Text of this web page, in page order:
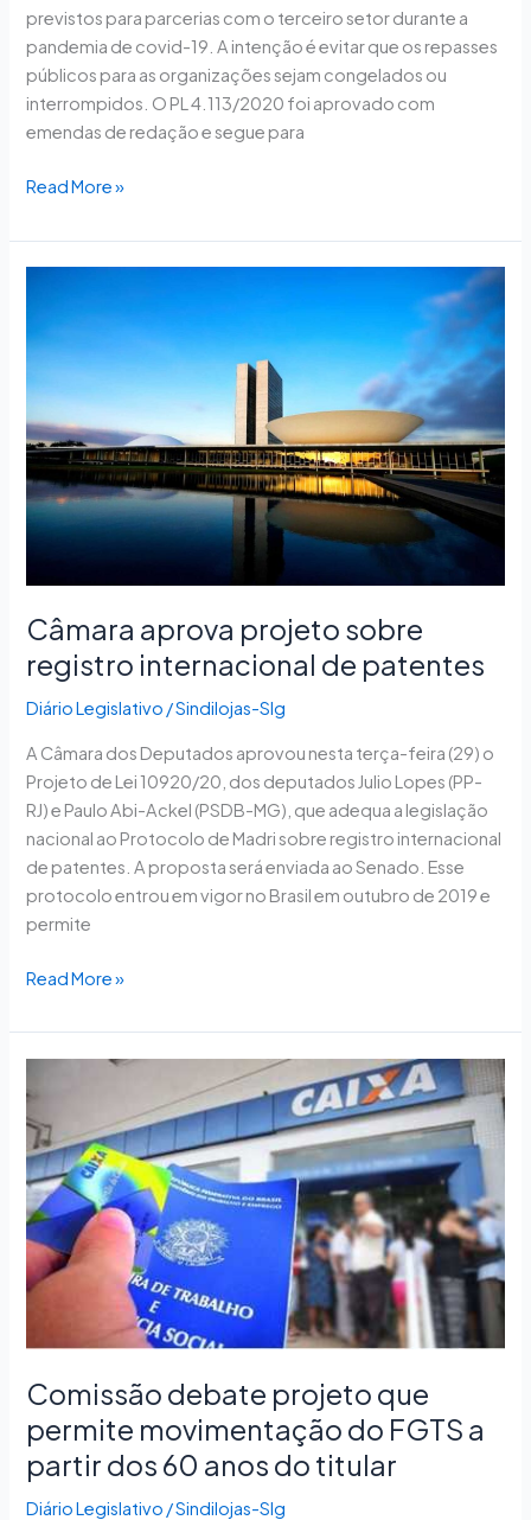
previstos para parcerias com o terceiro setor durante a
pandemia de covid-19. A intenção é evitar que os repasses
públicos para as organizações sejam congelados ou
interrompidos. O PL 4.113/2020 foi aprovado com
emendas de redação e segue para
Read More »
Câmara aprova projeto sobre
registro internacional de patentes
Diário Legislativo /Sindilojas-Slg
A Câmara dos Deputados aprovou nesta terça-feira (29) o
Projeto de Lei 10920/20, dos deputados Julio Lopes (PP-
RJ) e Paulo Abi-Ackel (PSDB-MG), que adequa a legislação
nacional ao Protocolo de Madri sobre registro internacional
de patentes. A proposta será enviada ao Senado. Esse
protocolo entrou em vigor no Brasil em outubro de 2019 e
permite
projeto
sobre
registro
internacional
de
patentes
Read More »
Comissão debate projeto que
permite movimentação do FGTS a
partir dos 60 anos do titular
Diário Legislativo /Sindilojas-Slg
debate
projeto
que
permite
movimentação
do
FGTS
a
dos
60
do
titular